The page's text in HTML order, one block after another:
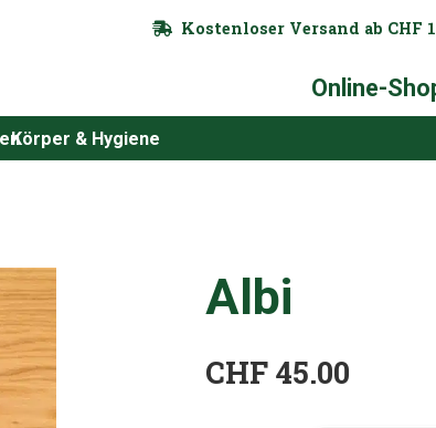
Kostenloser Versand ab CHF
Online-
Körper & Hygiene
Albi
CHF 45.00